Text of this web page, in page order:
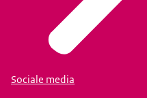
Sociale media